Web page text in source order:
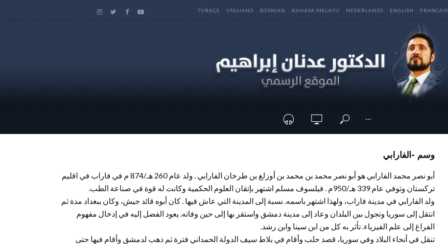
FRANCAIS
ENGLISH
NEDERLANDS
BAHASA MELAYU
BOSNIAN
IITALIANO
TÜRKÇE
···
وسم -الفارابي
أبو نصر محمد الفارابي هو أبو نصر محمد بن محمد بن أوزلغ بن طرخان الفارابي . ولد عام 260 هـ/874 م في فاراب في اقليم
تركستان وتوفي عام 339 هـ/950م . فيلسوف مسلم اشتهر بإتقان العلوم الحكمية وكانت له قوة في صناعة الطب.
ولد الفارابي في مدينة فاراب، ولهذا اشتهر باسمه. نسبة إلى المدينة التي عاش فيها . كان أبوه قائد جيش، وكان ببغداد مدة ثم
انتقل إلى سوريا وتجول بين البلدان وعاد إلى مدينة دمشق واستقر بها إلى حين وفاته. يعود الفضل إليه في إدخال مفهوم
الفراغ إلى علم الفيزياء. تأثر به كل من ابن سينا وابن رشد.
تنقل في أنحاء البلاد وفي سوريا، قصد حلب وأقام في بلاط سيف الدولة الحمداني فترة ثم ذهب لدمشق وأقام فيها حتى